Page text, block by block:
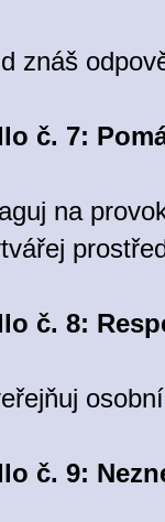
znáš
č. 7:
na
č. 8:
č. 9: